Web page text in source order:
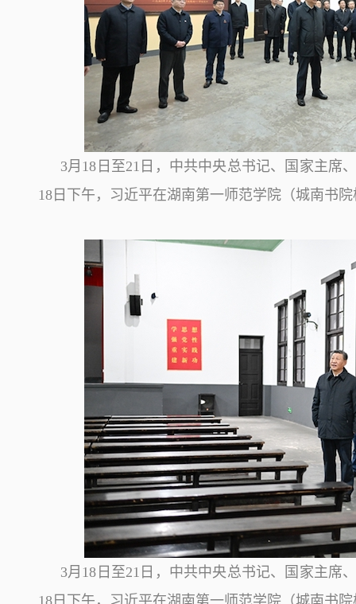
3月18日至21日，中共中央总书记、国家主席
18日下午，习近平在湖南第一师范学院（城南书
3月18日至21日，中共中央总书记、国家主席
18日下午，习近平在湖南第一师范学院（城南书